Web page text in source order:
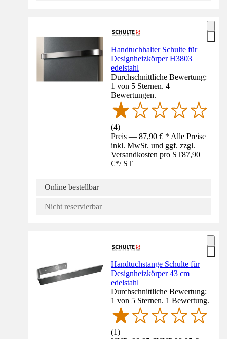
Handtuchhalter Schulte für
Designheizkörper H3803
edelstahl
Durchschnittliche Bewertung:
1 von 5 Sternen. 4
Bewertungen.
(4)
Preis — 87,90 € * Alle Preise
inkl. MwSt. und ggf. zzgl.
Versandkosten pro ST87,90
€*/ ST
Online bestellbar
Nicht reservierbar
Handtuchstange Schulte für
Designheizkörper 43 cm
edelstahl
Durchschnittliche Bewertung:
1 von 5 Sternen. 1 Bewertung.
(1)